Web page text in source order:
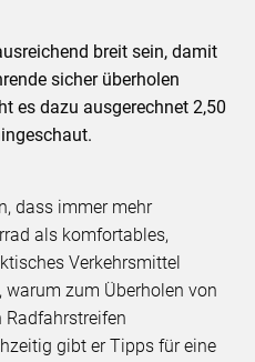
breit sein, damit
sicher überholen
es dazu ausgerechnet 2,50
dass immer mehr
als komfortables,
Verkehrsmittel
warum zum Überholen von
Radfahrstreifen
gibt er Tipps für eine